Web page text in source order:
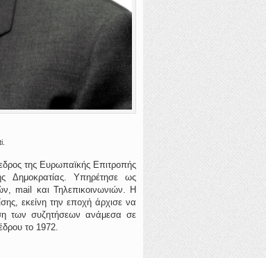
της Ευρωπαϊκής Επιτροπής
Δημοκρατίας. Υπηρέτησε ως
mail και Τηλεπικοινωνιών. Η
εκείνη την εποχή άρχισε να
των συζητήσεων ανάμεσα σε
το 1972.